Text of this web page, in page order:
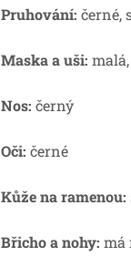
Pruhování: černé,
Maska a uši:
Nos: černý
Oči: černé
Kůže na ramenou:
Břicho a nohy: má